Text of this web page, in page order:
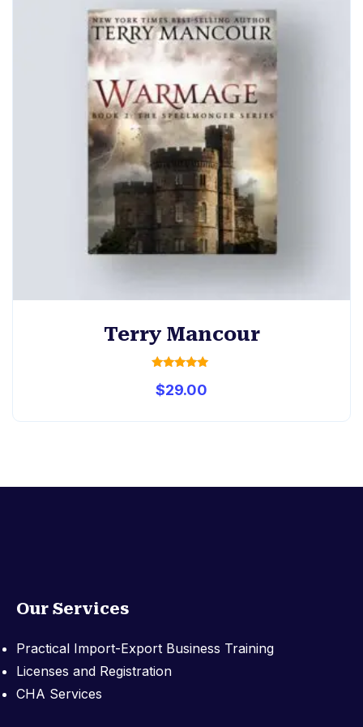
Terry Mancour
5.00
out of 5
$29.00
Our Services
Practical Import-Export Business Training
Licenses and Registration
CHA Services